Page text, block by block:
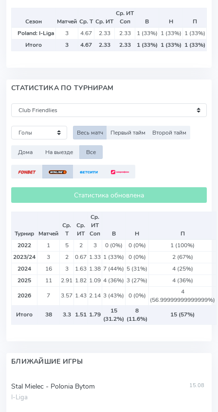
Сезон Матчей Ср. Т Ср. ИТ
Ср. ИТ
Соп
В Н
П
Poland: I-Liga
3 4.67 2.33 2.33 1 (33%) 1 (33%) 1 (33%)
Итого
3 4.67 2.33 2.33 1 (33%) 1 (33%) 1 (33%)
СТАТИСТИКА ПО ТУРНИРАМ
Весь матч Первый тайм Второй тайм
Дома На выезде Все
Статистика обновлена
Турнир Матчей
Ср.
Т
Ср.
ИТ
Ср.
ИТ
Соп
В Н
П
2022
1 5 2 3 0 (0%) 0 (0%)
1 (100%)
2023/24
3 2 0.67 1.33 1 (33%) 0 (0%)
2 (67%)
2024
16 3 1.63 1.38 7 (44%) 5 (31%)
4 (25%)
2025
11 2.91 1.82 1.09 4 (36%) 3 (27%)
4 (36%)
2026
7 3.57 1.43 2.14 3 (43%) 0 (0%)
4
(56.99999999999999%)
Итого
38 3.3 1.51 1.79
15
(31.2%)
8
(11.6%)
15 (57%)
БЛИЖАЙШИЕ ИГРЫ
Stal Mielec - Polonia Bytom
I-Liga
15.08